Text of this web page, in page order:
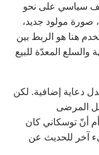
سياسي على نحو
مولود جديد،
هنا هو الربط بين
المعدّة للبيع
دعاية إضافية. لكن
المرضى
أنّ توسكاني كان
آخر للحديث عن